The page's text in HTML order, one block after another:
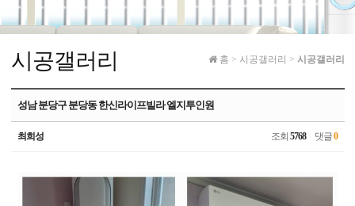
시공갤러리 홈 > 시공갤러리 > 시공갤러리
성남 분당구 분당동 한신라이프빌라 엘지투인원
최희성 조회 5768댓글0